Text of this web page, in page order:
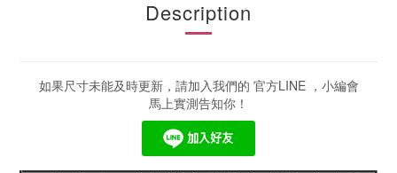
Description
如果尺寸未能及時更新，請加入我們的 官方LINE ，小編會
馬上實測告知你！